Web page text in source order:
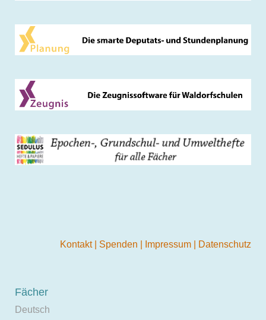
Kontakt Spenden Impressum Datenschutz
Fächer
Deutsch